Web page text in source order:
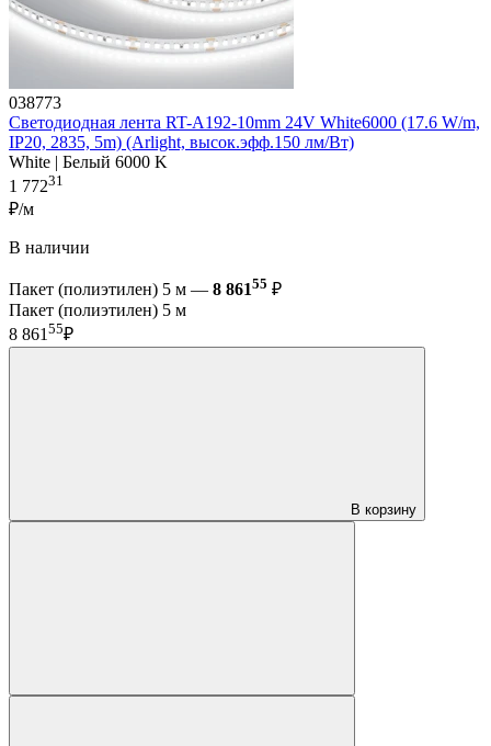
038773
Светодиодная лента RT-A192-10mm 24V White6000 (17.6 W/m,
IP20, 2835, 5m) (Arlight, высок.эфф.150 лм/Вт)
White | Белый 6000 K
1 77231
₽/м
В наличии
Пакет (полиэтилен) 5 м — 8 86155 ₽
Пакет (полиэтилен) 5 м
8 86155₽
В корзину